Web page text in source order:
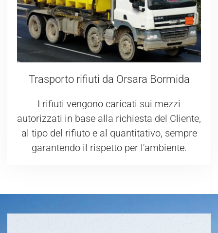
Trasporto rifiuti da Orsara Bormida
I rifiuti vengono caricati sui mezzi
autorizzati in base alla richiesta del Cliente,
al tipo del rifiuto e al quantitativo, sempre
garantendo il rispetto per l'ambiente.